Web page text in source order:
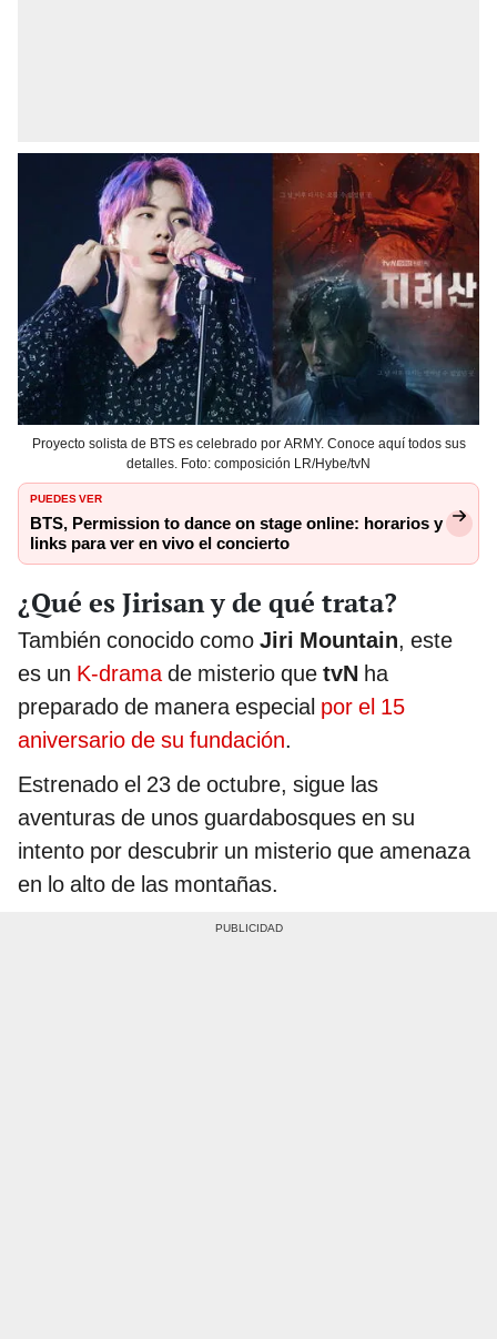
Proyecto solista de BTS es celebrado por ARMY. Conoce aquí todos sus
detalles. Foto: composición LR/Hybe/tvN
PUEDES VER
BTS, Permission to dance on stage online: horarios y
links para ver en vivo el concierto
¿Qué es Jirisan y de qué trata?
También conocido como Jiri Mountain, este
es un K-drama de misterio que tvN ha
preparado de manera especial por el 15
aniversario de su fundación.
Estrenado el 23 de octubre, sigue las
aventuras de unos guardabosques en su
intento por descubrir un misterio que amenaza
en lo alto de las montañas.